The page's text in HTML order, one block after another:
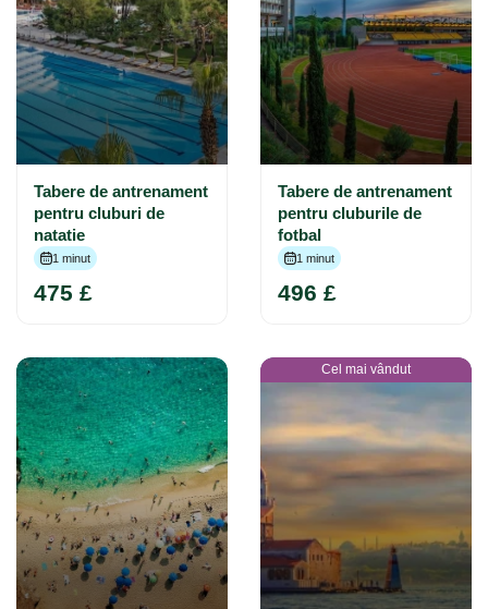
Tabere de antrenament
pentru cluburi de
natatie
1 minut
475 £
Tabere de antrenament
pentru cluburile de
fotbal
1 minut
496 £
Cel mai vândut